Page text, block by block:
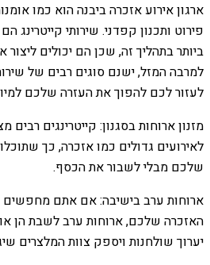
ארגון אירוע אזכרה ביבנה הוא כמו
פירוט ותכנון קפדני. שירותי
ביותר בתהליך זה, שכן הם יכולים
למרבה המזל, ישנם סוגים רבים של
לעזור לכם להפוך את העזרה שלכם
מזנון ארוחות בסגנון: קייטרינגים רבים
לאירועים גדולים כמו אזכרה, כך
שלכם מבלי לשבור את הכסף.
ארוחות ערב בישיבה: אם אתם מחפשים
האזכרה שלכם, ארוחות ערב לשבת הן
יערוך שולחנות ויספק צוות המלצרים